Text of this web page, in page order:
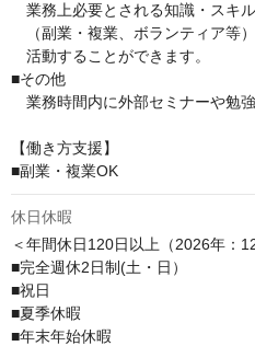
業務上必要とされる知識・スキ
（副業・複業、ボランティア等
活動することができます。
■その他
業務時間内に外部セミナーや勉
【働き方支援】
■副業・複業OK
休日休暇
＜年間休日120日以上（2026年：
■完全週休2日制(土・日）
■祝日
■夏季休暇
■年末年始休暇